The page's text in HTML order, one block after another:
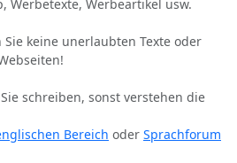
Werbetexte, Werbeartikel usw.
Sie keine unerlaubten Texte oder
schreiben, sonst verstehen die
Bereich oder Sprachforum